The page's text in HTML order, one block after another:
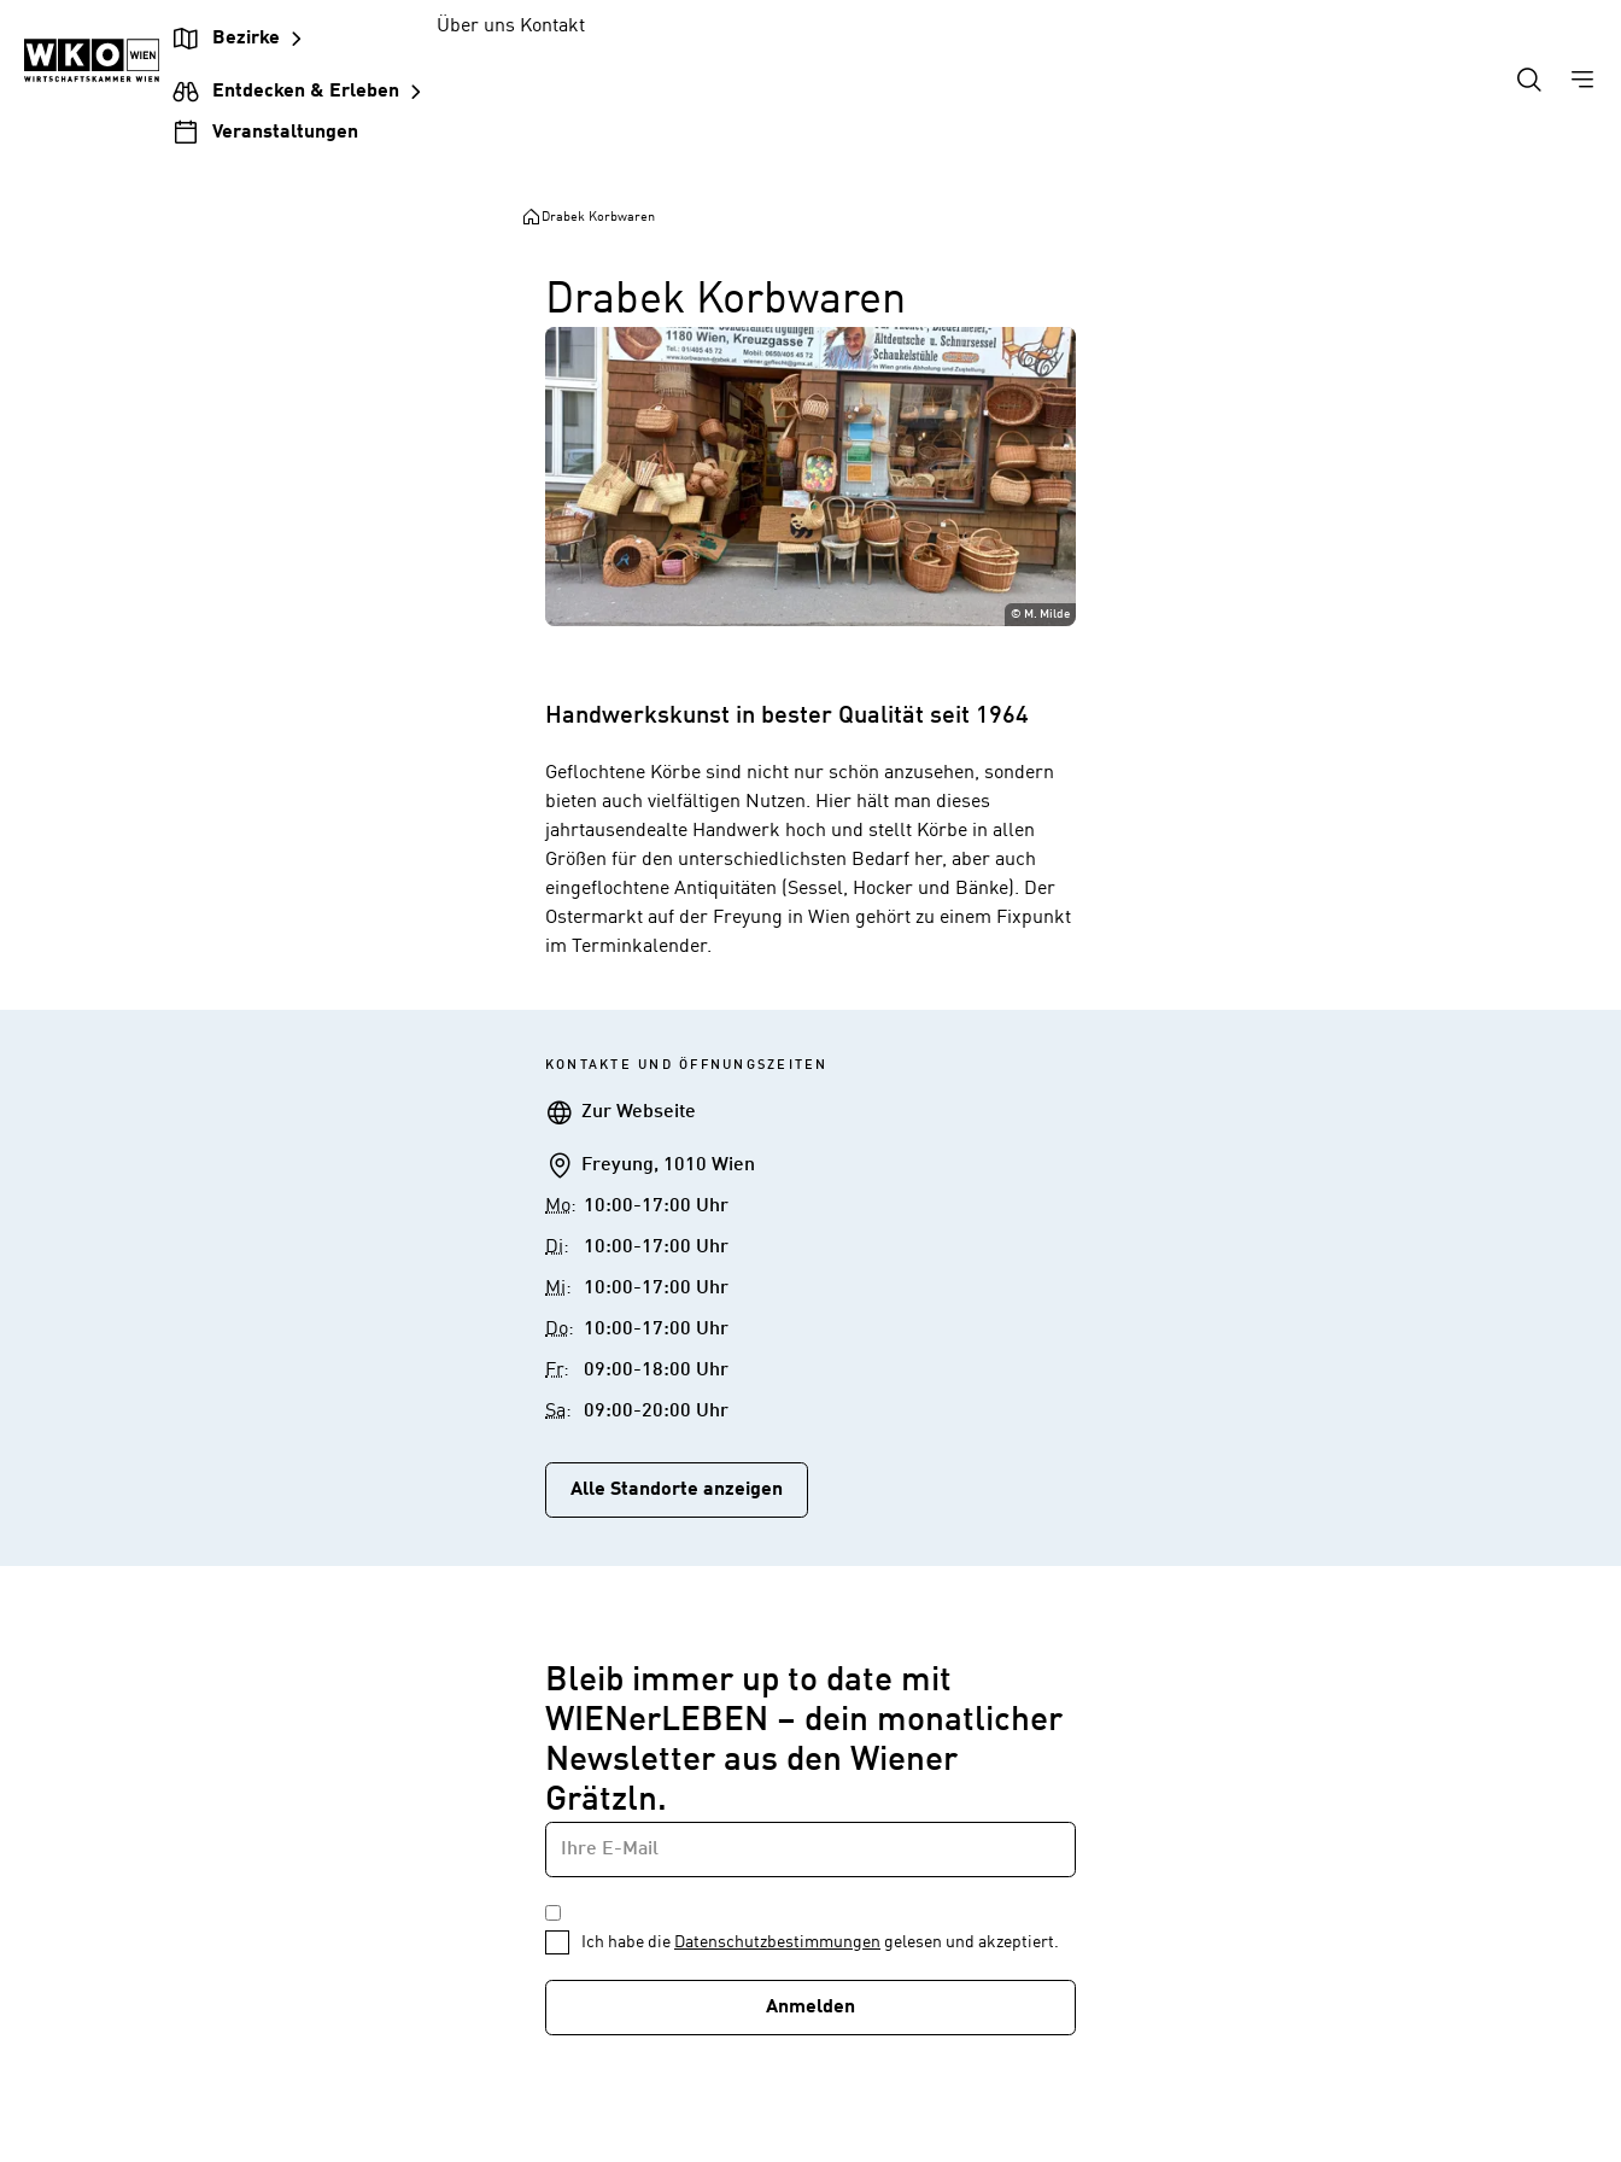
Inhalt
springen
Hauptnavigation
springen
Footer
springen
Bezirke
Entdecken & Erleben
Veranstaltungen
Über uns Kontakt
Drabek Korbwaren
Drabek Korbwaren
© M. Milde
Handwerkskunst in bester Qualität seit 1964
Geflochtene Körbe sind nicht nur schön anzusehen, sondern
bieten auch vielfältigen Nutzen. Hier hält man dieses
jahrtausendealte Handwerk hoch und stellt Körbe in allen
Größen für den unterschiedlichsten Bedarf her, aber auch
eingeflochtene Antiquitäten (Sessel, Hocker und Bänke). Der
Ostermarkt auf der Freyung in Wien gehört zu einem Fixpunkt
im Terminkalender.
KONTAKTE UND ÖFFNUNGSZEITEN
WebseiteZur Webseite
AddresseFreyung, 1010 Wien
Mo: 10:00-17:00 Uhr
Di: 10:00-17:00 Uhr
Mi: 10:00-17:00 Uhr
Do: 10:00-17:00 Uhr
Fr: 09:00-18:00 Uhr
Sa: 09:00-20:00 Uhr
Alle Standorte anzeigen
Bleib immer up to date mit
WIENerLEBEN – dein monatlicher
Newsletter aus den Wiener
Grätzln.
Newsletter
1
von
1
E-
MAIL-
ADRESSE
DATENSCHUTZBESTIMMUNGEN
*
Ich habe die Datenschutzbestimmungen gelesen und akzeptiert.
Anmelden